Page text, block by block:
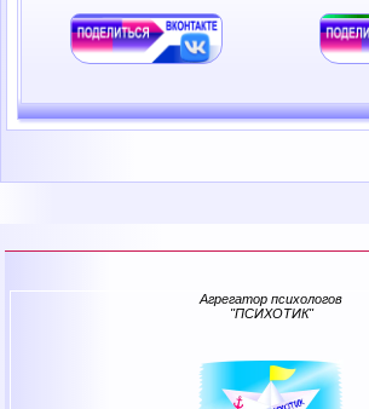
Агрегатор психологов
"ПСИХОТИК"